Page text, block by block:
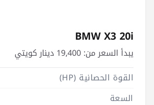
BMW X3 20i
يبدأ السعر من:
القوة الحصانية (HP)
السعة